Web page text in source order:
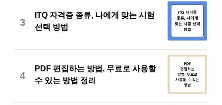
3
ITQ 자격증 종류, 나에게 맞는 시험
선택 방법
4
PDF 편집하는 방법, 무료로 사용할
수 있는 방법 정리